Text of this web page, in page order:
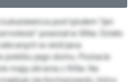
Łukasiewicza pod tytułem “Jan
powstał w XIXw. Dzieło
w okół Jana
pobliżu jego domu. Postacie
mają ubrania z XVIw. Na